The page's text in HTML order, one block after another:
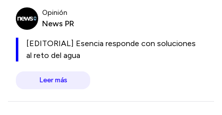
Opinión
News PR
[EDITORIAL] Esencia responde con soluciones
al reto del agua
Leer más